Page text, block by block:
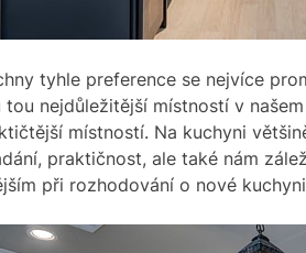
tyhle preference se nejvíce
tou nejdůležitější místností v
místností. Na kuchyni
praktičnost, ale také nám
při rozhodování o nové